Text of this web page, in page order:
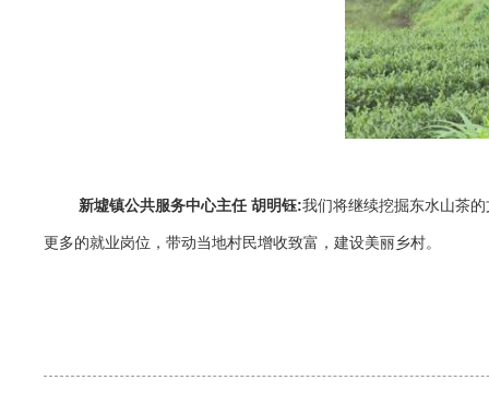
新墟镇公共服务中心主任 胡明钰:我们将继续挖掘东水山茶
更多的就业岗位，带动当地村民增收致富，建设美丽乡村。